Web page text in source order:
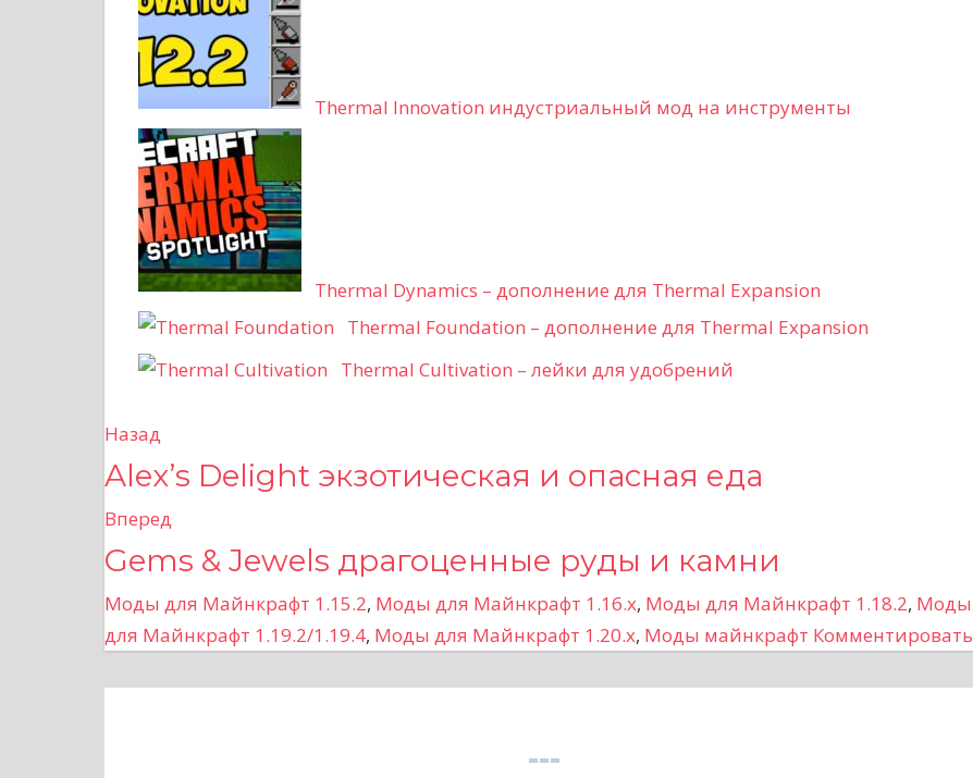
Thermal Innovation индустриальный мод на инструменты
Thermal Dynamics – дополнение для Thermal Expansion
Thermal Foundation – дополнение для Thermal Expansion
Thermal Cultivation – лейки для удобрений
Н
а
в
г
а
Назад
Alex’s Delight экзотическая и опасная еда
Вперед
Gems & Jewels драгоценные руды и камни
Моды для Майнкрафт 1.15.2, Моды для Майнкрафт 1.16.x, Моды для Майнкрафт 1.18.2, Моды
для Майнкрафт 1.19.2/1.19.4, Моды для Майнкрафт 1.20.x, Моды майнкрафт Комментировать